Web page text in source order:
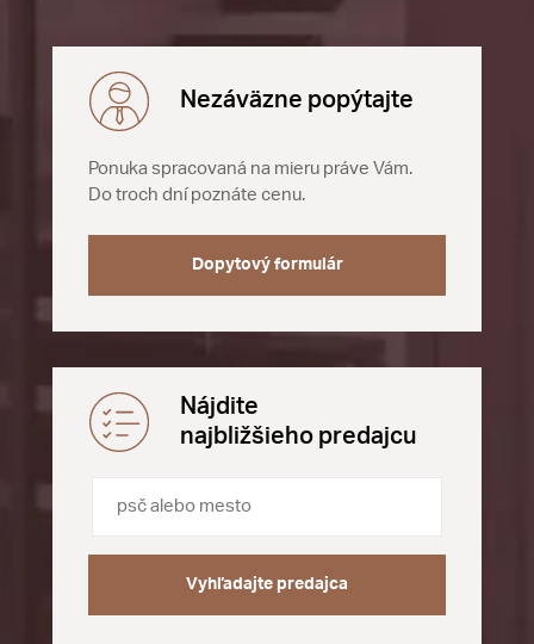
Nezáväzne popýtajte
Ponuka spracovaná na mieru práve Vám.
Do troch dní poznáte cenu.
Dopytový formulár
Nájdite
najbližšieho predajcu
Vyhľadajte predajca